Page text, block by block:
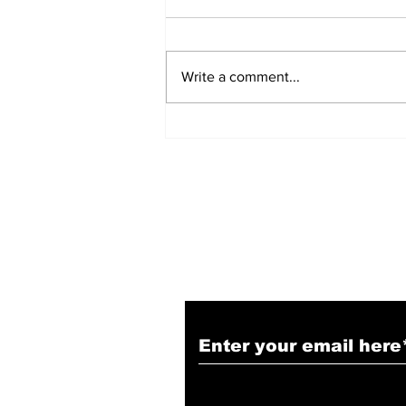
Write a comment...